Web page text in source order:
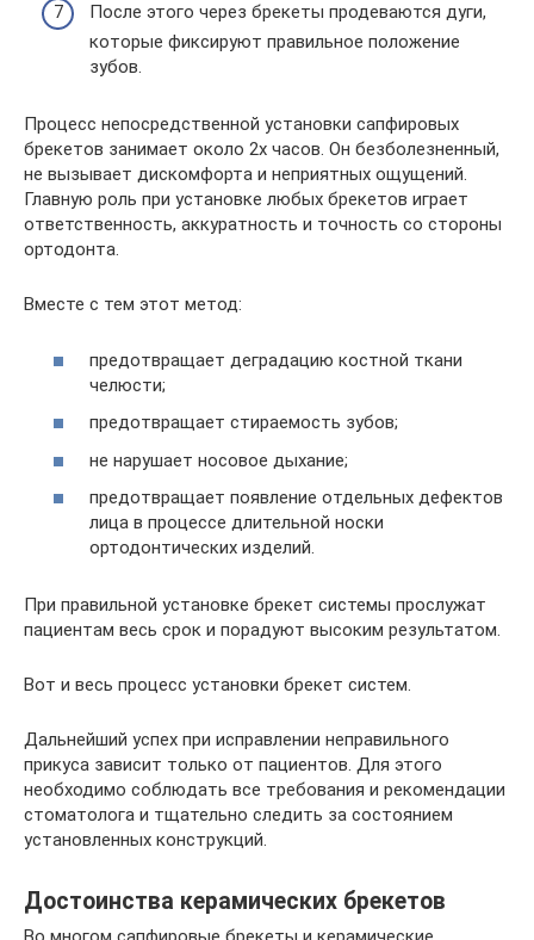
После этого через брекеты продеваются дуги,
которые фиксируют правильное положение
зубов.
Процесс непосредственной установки сапфировых
брекетов занимает около 2х часов. Он безболезненный,
не вызывает дискомфорта и неприятных ощущений.
Главную роль при установке любых брекетов играет
ответственность, аккуратность и точность со стороны
ортодонта.
Вместе с тем этот метод:
предотвращает деградацию костной ткани
челюсти;
предотвращает стираемость зубов;
не нарушает носовое дыхание;
предотвращает появление отдельных дефектов
лица в процессе длительной носки
ортодонтических изделий.
При правильной установке брекет системы прослужат
пациентам весь срок и порадуют высоким результатом.
Вот и весь процесс установки брекет систем.
Дальнейший успех при исправлении неправильного
прикуса зависит только от пациентов. Для этого
необходимо соблюдать все требования и рекомендации
стоматолога и тщательно следить за состоянием
установленных конструкций.
Достоинства керамических брекетов